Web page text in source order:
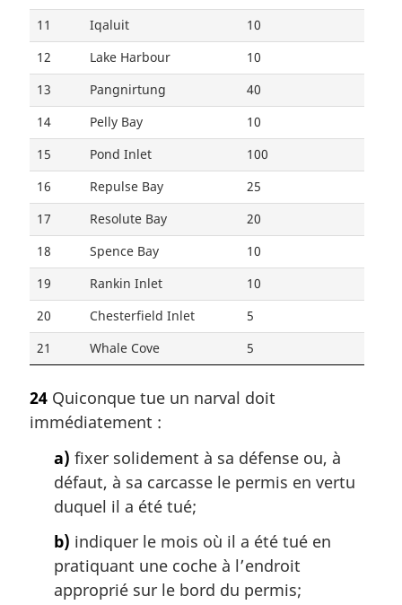
11
Iqaluit
10
12
Lake Harbour
10
13
Pangnirtung
40
14
Pelly Bay
10
15
Pond Inlet
100
16
Repulse Bay
25
17
Resolute Bay
20
18
Spence Bay
10
19
Rankin Inlet
10
20
Chesterfield Inlet
5
21
Whale Cove 5
24 Quiconque tue un narval doit
immédiatement :
a) fixer solidement à sa défense ou, à
défaut, à sa carcasse le permis en vertu
duquel il a été tué;
b) indiquer le mois où il a été tué en
pratiquant une coche à l’endroit
approprié sur le bord du permis;